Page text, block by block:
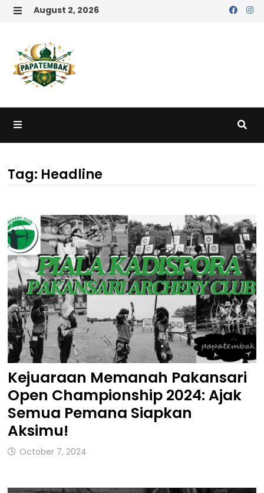
Skip
August 2, 2026
Tag: Headline
Kejuaraan Memanah Pakansari
Open Championship 2024: Ajak
Semua Pemana Siapkan
Aksimu!
October 7, 2024